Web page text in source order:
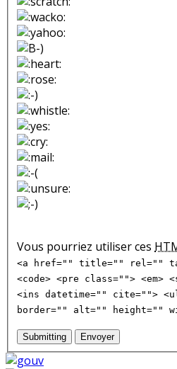
Vous pourriez utiliser ces
<a href="" title="" rel=""
<code> <pre class="">
<ins datetime="" cite="">
border="" alt="" height=""
Submitting Envoyer